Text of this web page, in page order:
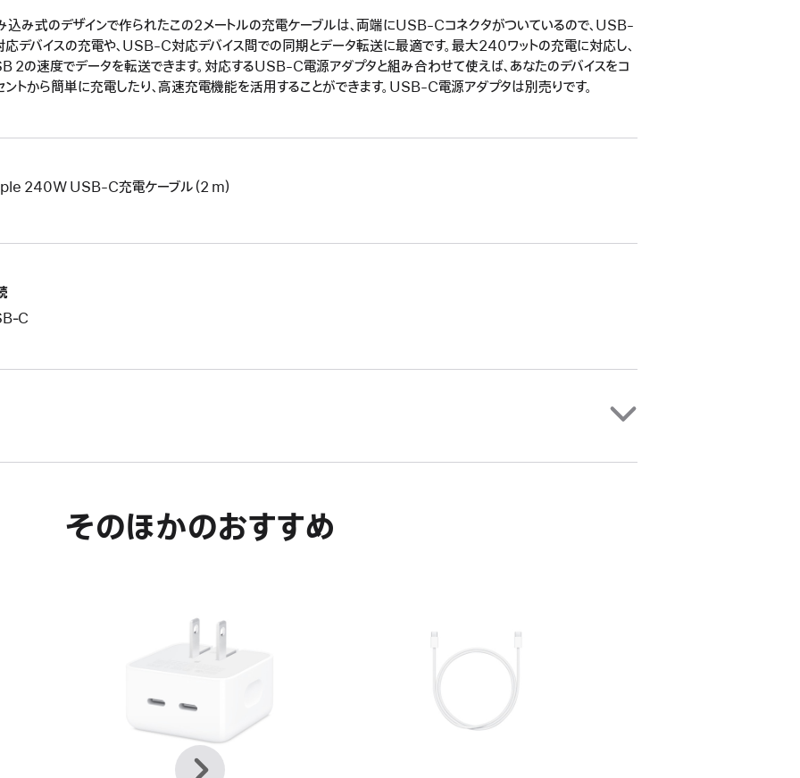
込み式のデザインで作られたこの2メートルの充電ケーブルは、両端にUSB-Cコネクタがついているので、USB-
デバイスの充電や、USB-C対応デバイス間での同期とデータ転送に最適です。最大240ワットの充電に対応し、
2の速度でデータを転送できます。対応するUSB-C電源アダプタと組み合わせて使えば、あなたのデバイスをコ
ントから簡単に充電したり、高速充電機能を活用することができます。USB-C電源アダプタは別売りです。
240W USB-C充電ケーブル（2 m）
そのほかのおすすめ
前
へ
次